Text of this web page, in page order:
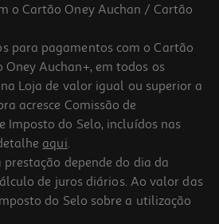
Season
o Cartão Oney Auchan / Cartão
para pagamentos com o Cartão
Auchan+, em todos os
Loja de valor igual ou superior a
acresce Comissão de
Imposto do Selo, incluídos nas
aqui.
depende do dia da
de juros diários. Ao valor das
do Selo sobre a utilização